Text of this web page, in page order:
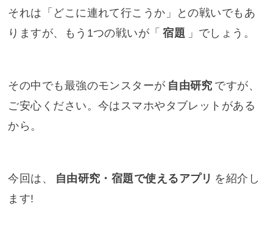
それは「どこに連れて行こうか」との戦いでもあ
りますが、もう1つの戦いが「 宿題 」でしょう。
その中でも最強のモンスターが 自由研究 ですが、
ご安心ください。今はスマホやタブレットがある
から。
今回は、 自由研究・宿題で使えるアプリ を紹介し
ます!